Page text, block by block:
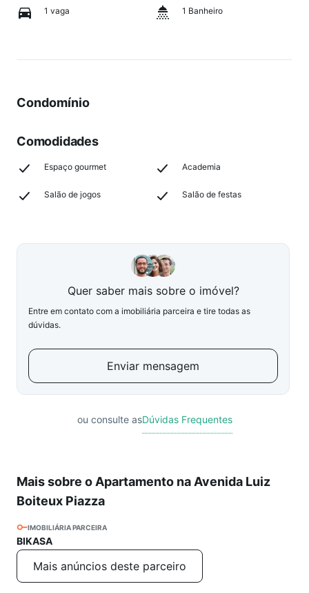
1 vaga 1 Banheiro
Condomínio
Comodidades
Espaço gourmet Academia
Salão de jogos Salão de festas
Quer saber mais sobre o imóvel?
Entre em contato com a imobiliária parceira e tire todas as
dúvidas.
Enviar mensagem
ou consulte asDúvidas Frequentes
Mais sobre o Apartamento na Avenida Luiz
Boiteux Piazza
IMOBILIÁRIA PARCEIRA
BIKASA
Mais anúncios deste parceiro